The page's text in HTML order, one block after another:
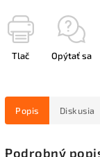
Tlač Opýtať sa
Popis Diskusia
Podrobný